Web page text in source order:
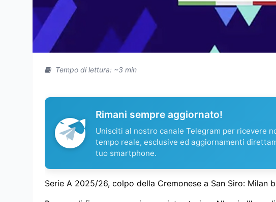
Tempo di lettura: ~3 min
Rimani sempre aggiornato!
Unisciti al nostro canale Telegram per ricevere
tempo reale, esclusive ed aggiornamenti
tuo smartphone.
Serie A 2025/26, colpo della Cremonese a San Siro: Milan